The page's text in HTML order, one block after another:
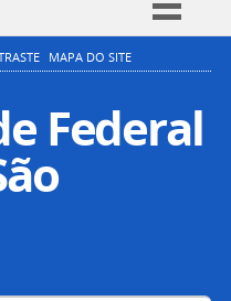
Simplifique!
Participe
Acesso à informação
Legislação
MAPA DO SITE
Federal